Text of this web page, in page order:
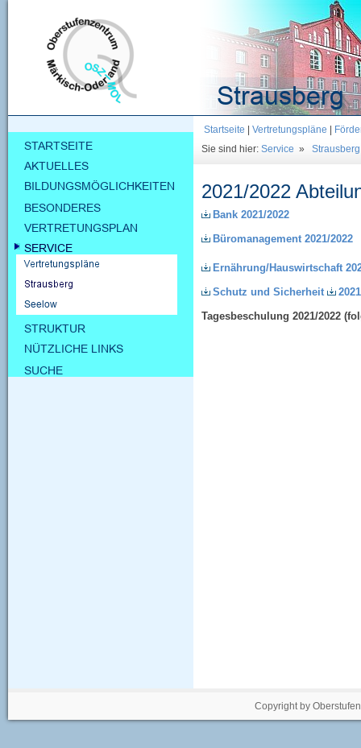
Startseite Vertretungspläne
Sie sind hier: Service » Strausberg
2021/2022
Bank 2021/2022
Büromanagement 2021/2022
Ernährung/Hauswirtschaft
Schutz und Sicherheit
Tagesbeschulung 2021/2022
Copyright by